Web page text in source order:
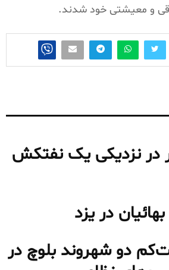
و معیشتی خود شدند.
در نزدیکی یک نفتکش
در یزد
دو شهروند بلوچ در